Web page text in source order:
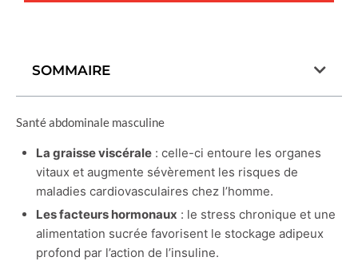
SOMMAIRE
Santé abdominale masculine
La graisse viscérale : celle-ci entoure les organes
vitaux et augmente sévèrement les risques de
maladies cardiovasculaires chez l’homme.
Les facteurs hormonaux : le stress chronique et une
alimentation sucrée favorisent le stockage adipeux
profond par l’action de l’insuline.